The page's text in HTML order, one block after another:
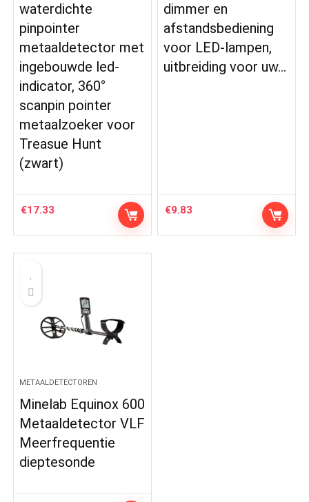
waterdichte
pinpointer
metaaldetector met
ingebouwde led-
indicator, 360°
scanpin pointer
metaalzoeker voor
Treasue Hunt
(zwart)
€17.33
dimmer en
afstandsbediening
voor LED-lampen,
uitbreiding voor uw…
€9.83
METAALDETECTOREN
Minelab Equinox 600
Metaaldetector VLF
Meerfrequentie
dieptesonde